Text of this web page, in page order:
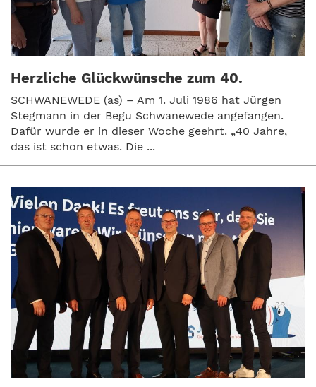
Herzliche Glückwünsche zum 40.
SCHWANEWEDE (as) – Am 1. Juli 1986 hat Jürgen
Stegmann in der Begu Schwanewede angefangen.
Dafür wurde er in dieser Woche geehrt. „40 Jahre,
das ist schon etwas. Die ...